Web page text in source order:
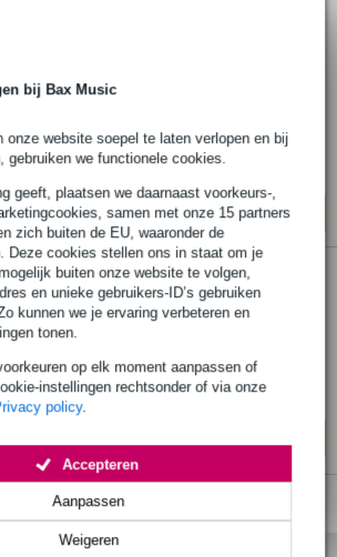
bij Bax Music
onze website soepel te laten verlopen en bij
gebruiken we functionele cookies.
geeft, plaatsen we daarnaast voorkeurs-,
samen met onze 15 partners
zich buiten de EU, waaronder de
Deze cookies stellen ons in staat om je
buiten onze website te volgen,
en unieke gebruikers-ID’s gebruiken
kunnen we je ervaring verbeteren en
tonen.
op elk moment aanpassen of
instellingen rechtsonder of via onze
policy.
Weigeren
Aanpassen
Accepteren
Op voorraad bij de leverancier
In mijn winkelwagen
APCB 22 inch bekkentas
Op voorraad bij de leverancier